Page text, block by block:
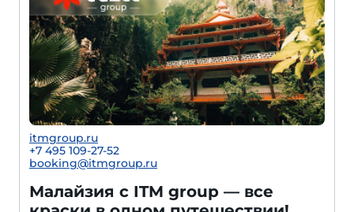
itmgroup.ru
+7 495 109-27-52
booking@itmgroup.ru
Малайзия с ITM group — все